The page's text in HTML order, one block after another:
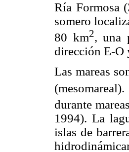
Ría Formosa
somero
80 km2, una
dirección E-O
Las mareas
durante
1994). La
islas de